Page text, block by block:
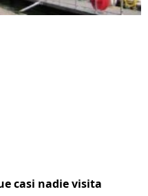
casi nadie visita